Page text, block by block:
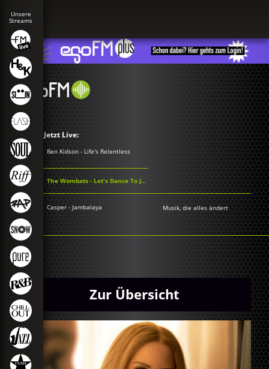
Jetzt Live:
Ben Kidson - Life's Relentless
The Wombats - Let's Dance To Joy Division
Casper - Jambalaya Musik, die alles ändert
Zur Übersicht